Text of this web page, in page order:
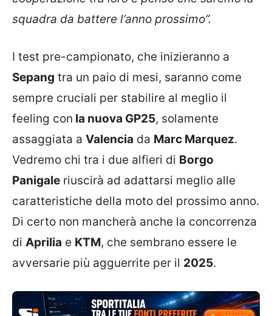
squadra da battere l’anno prossimo”.
I test pre-campionato, che inizieranno a
Sepang tra un paio di mesi, saranno come
sempre cruciali per stabilire al meglio il
feeling con la nuova GP25, solamente
assaggiata a Valencia da Marc Marquez.
Vedremo chi tra i due alfieri di Borgo
Panigale riuscirà ad adattarsi meglio alle
caratteristiche della moto del prossimo anno.
Di certo non mancherà anche la concorrenza
di Aprilia e KTM, che sembrano essere le
avversarie più agguerrite per il 2025.